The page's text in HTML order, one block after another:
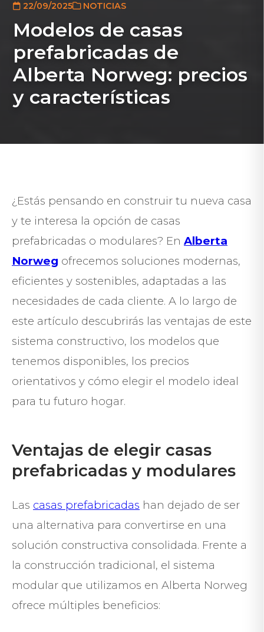
22/09/2025 NOTICIAS
Modelos de casas
prefabricadas de
Alberta Norweg: precios
y características
¿Estás pensando en construir tu nueva casa
y te interesa la opción de casas
prefabricadas o modulares? En Alberta
Norweg ofrecemos soluciones modernas,
eficientes y sostenibles, adaptadas a las
necesidades de cada cliente. A lo largo de
este artículo descubrirás las ventajas de este
sistema constructivo, los modelos que
tenemos disponibles, los precios
orientativos y cómo elegir el modelo ideal
para tu futuro hogar.
Ventajas de elegir casas
prefabricadas y modulares
Las casas prefabricadas han dejado de ser
una alternativa para convertirse en una
solución constructiva consolidada. Frente a
la construcción tradicional, el sistema
modular que utilizamos en Alberta Norweg
ofrece múltiples beneficios: